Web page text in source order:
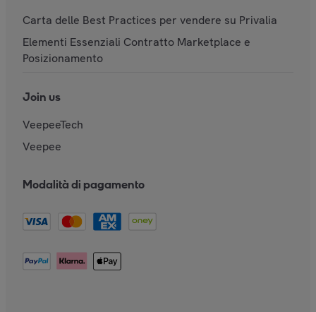
Carta delle Best Practices per vendere su Privalia
Elementi Essenziali Contratto Marketplace e
Posizionamento
Join us
VeepeeTech
Veepee
Modalità di pagamento